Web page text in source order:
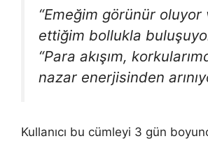
“Emeğim görünür oluyor
ettiğim bollukla
“Para akışım,
nazar enerjisinden
Kullanıcı bu cümleyi 3 gün